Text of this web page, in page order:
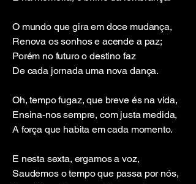
O mundo que gira em doce mudança,
Renova os sonhos e acende a paz;
Porém no futuro o destino faz
De cada jornada uma nova dança.
Oh, tempo fugaz, que breve és na vida,
Ensina-nos sempre, com justa medida,
A força que habita em cada momento.
E nesta sexta, ergamos a voz,
Saudemos o tempo que passa por nós,